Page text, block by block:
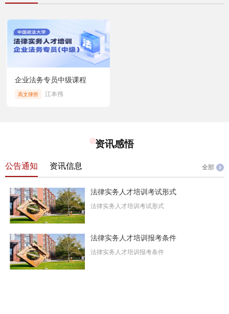
企业法务专员中级课程
高文律所 江本伟
资讯感悟
公告通知 资讯信息 全部
法律实务人才培训考试形式
法律实务人才培训考试形式
法律实务人才培训报考条件
法律实务人才培训报考条件